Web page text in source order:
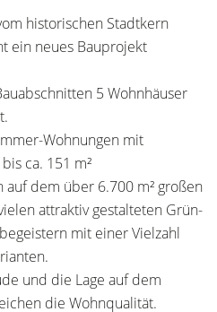
historischen Stadtkern
ein neues Bauprojekt
5 Wohnhäuser
Wohnungen mit
ca. 151 m²
dem über 6.700 m² großen
attraktiv gestalteten Grün-
mit einer Vielzahl
und die Lage auf dem
die Wohnqualität.